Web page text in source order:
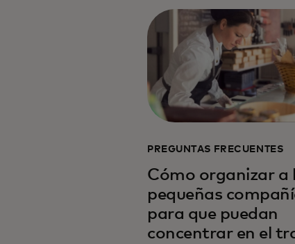
PREGUNTAS FRECUENTES
Cómo organizar a
pequeñas
para que puedan
concentrar en el